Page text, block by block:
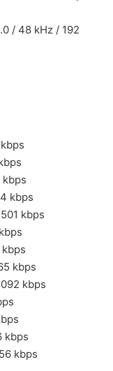
/ 48 kHz / 192
kbps
kbps
kbps
kbps
kbps
kbps
kbps